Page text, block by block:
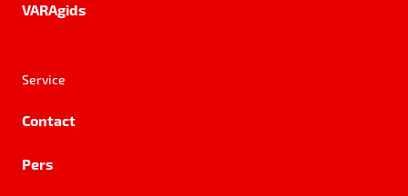
VARAgids
Service
Contact
Pers